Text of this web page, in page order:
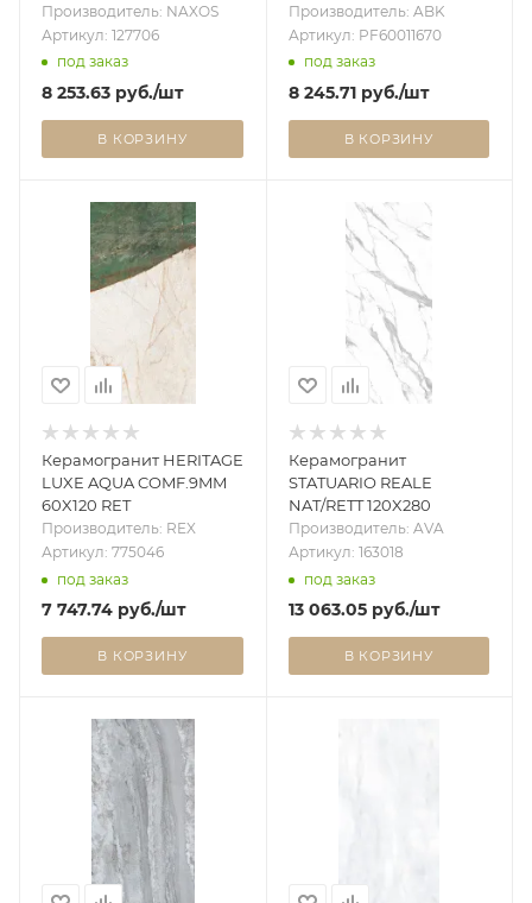
Производитель: NAXOS
Артикул: 127706
под заказ
8 253.63 руб./шт
В КОРЗИНУ
Производитель: ABK
Артикул: PF60011670
под заказ
8 245.71руб./шт
В КОРЗИНУ
Керамогранит HERITAGE
LUXE AQUA COMF.9MM
60X120 RET
Производитель: REX
Артикул: 775046
под заказ
7 747.74 руб./шт
В КОРЗИНУ
Керамогранит
STATUARIO REALE
NAT/RETT 120X280
Производитель: AVA
Артикул: 163018
под заказ
13 063.05руб./шт
В КОРЗИНУ